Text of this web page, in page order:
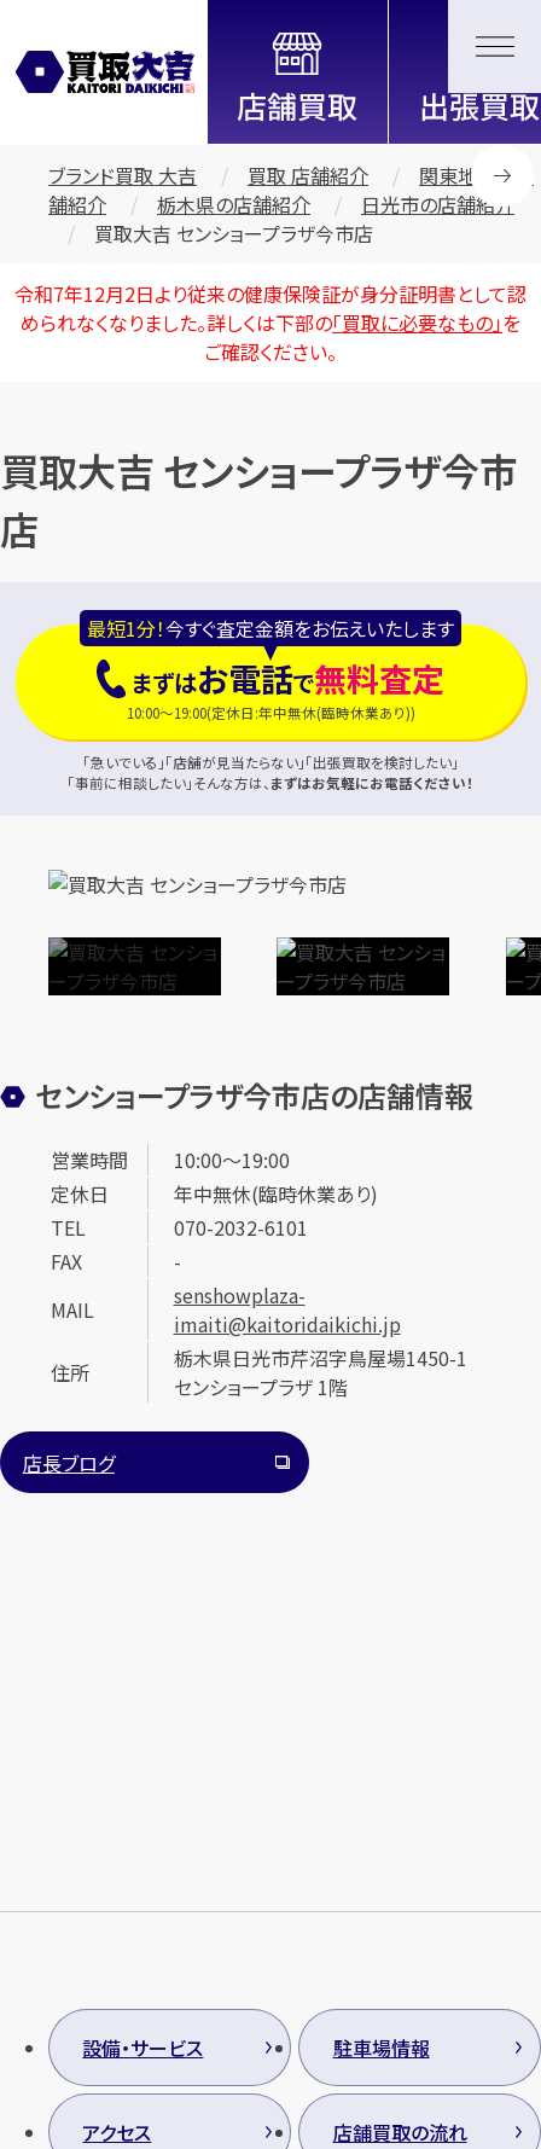
全国2000店舗以上展開中！
信頼と実績の買取専門店「買取大
吉」
カンタン無料
最短1分！今すぐ査定金額をお伝えいたします
ブランド買取 大吉 買取 店舗紹介
関東地区の店
舗紹介
栃木県の店舗紹介
日光市の店舗紹介
買取大吉 センショープラザ今市店
令和7年12月2日より従来の健康保険証が身分証明書として認
められなくなりました。詳しくは下部の「買取に必要なもの」を
ご確認ください。
買取大吉 センショープラザ今市
店
最短1分！今すぐ査定金額をお伝えいたします
まずはお電話で無料査定
10:00～19:00(定休日:年中無休(臨時休業あり))
「急いでいる」「店舗が見当たらない」「出張買取を検討したい」
「事前に相談したい」そんな方は、まずはお気軽にお電話ください！
センショープラザ今市店の店舗情報
営業時間
10:00～19:00
定休日
年中無休(臨時休業あり)
TEL
070-2032-6101
FAX
-
MAIL
senshowplaza-
imaiti@kaitoridaikichi.jp
住所
栃木県日光市芹沼字鳥屋場1450-1
センショープラザ 1階
店長ブログ
設備・サービス 駐車場情報
アクセス 店舗買取の流れ